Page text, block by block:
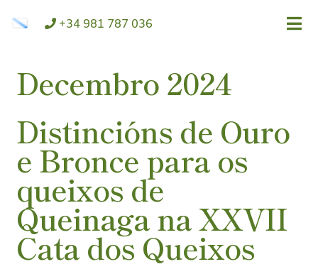
+34 981 787 036
Decembro 2024
Distincións de Ouro
e Bronce para os
queixos de
Queinaga na XXVII
Cata dos Queixos